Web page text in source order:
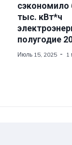
сэкономило
тыс. кВт*ч
полугодие
Июль 15, 2025 1